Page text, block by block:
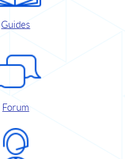
Guides
Forum